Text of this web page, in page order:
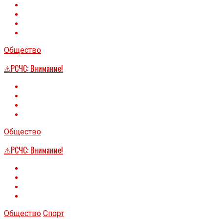
Общество
⚠РСЧС: Внимание!
Общество
⚠РСЧС: Внимание!
Общество Спорт